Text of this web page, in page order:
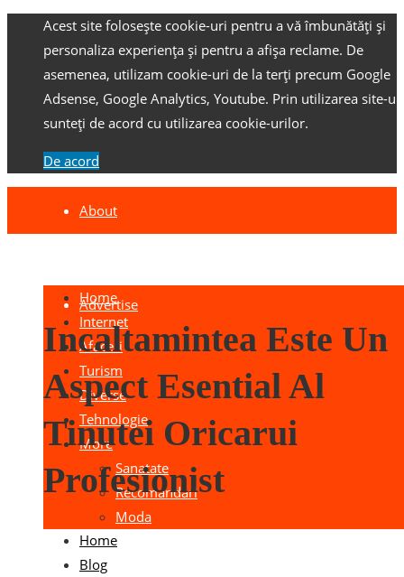
Acest site folosește cookie-uri pentru a vă îmbunătăți și
personaliza experiența și pentru a afișa reclame. De
asemenea, utilizam cookie-uri de la terți precum Google
Adsense, Google Analytics, Youtube. Prin utilizarea site-
sunteți de acord cu utilizarea cookie-urilor.
De acord
About
Advertise
Home
Internet
Afaceri
Turism
Diverse
Tehnologie
More
Sanatate
Recomandari
Moda
Incaltamintea Este Un
Aspect Esential Al
Tinutei Oricarui
Profesionist
Home
Blog